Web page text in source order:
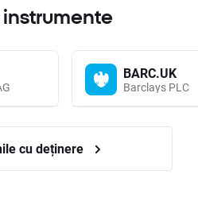
instrumente
BARC.UK
Barclays PLC
cu deținere